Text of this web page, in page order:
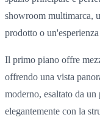
showroom multimarca,
prodotto o
Il primo piano offre
offrendo una vista
moderno, esaltato da
elegantemente con la